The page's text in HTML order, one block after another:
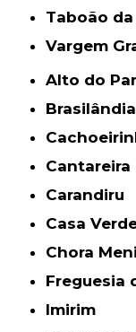
Taboão
Vargem
Alto do
Brasilândia
Cantareira
Carandiru
Casa
Chora
Freguesia
Imirim